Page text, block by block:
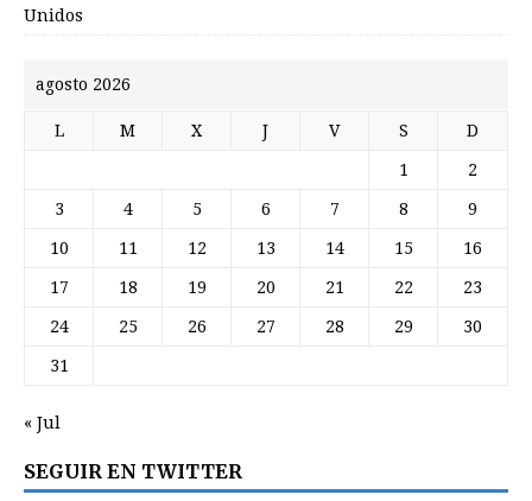
Unidos
agosto 2026
L M X J V S D
1 2
3 4 5 6 7 8 9
10 11 12 13 14 15 16
17 18 19 20 21 22 23
24 25 26 27 28 29 30
31
« Jul
SEGUIR EN TWITTER